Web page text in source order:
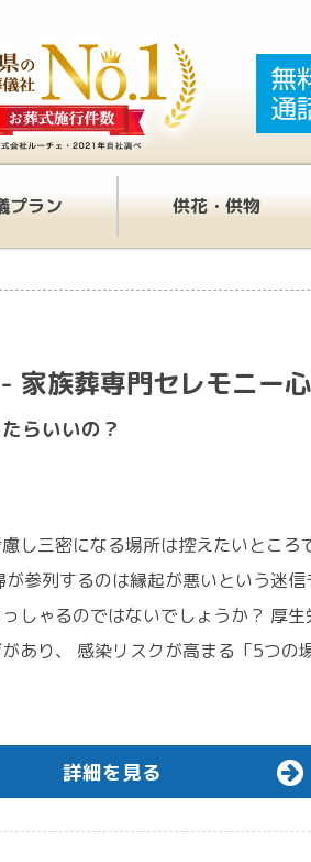
プラン 供花・供物
家族葬専門セレモニー心
らいいの？
し三密になる場所は控えたいとこ
が参列するのは縁起が悪いという迷
しゃるのではないでしょうか？ 厚
あり、 感染リスクが高まる「5つ
詳細を見る